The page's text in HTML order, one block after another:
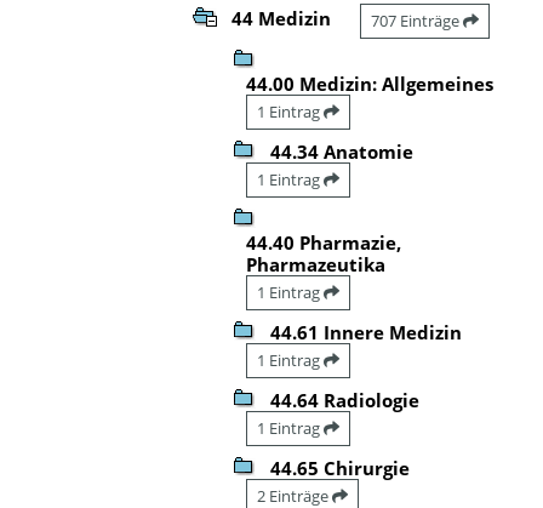
44 Medizin 707 Einträge
44.00 Medizin: Allgemeines
1 Eintrag
44.34 Anatomie
1 Eintrag
44.40 Pharmazie,
Pharmazeutika
1 Eintrag
44.61 Innere Medizin
1 Eintrag
44.64 Radiologie
1 Eintrag
44.65 Chirurgie
2 Einträge